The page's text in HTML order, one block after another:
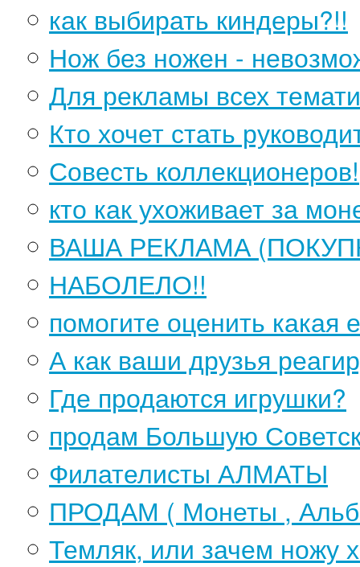
как выбирать киндеры?!!
Нож без ножен -
Для рекламы всех
Кто хочет стать
Совесть коллекционеров!
кто как ухоживает за
ВАША РЕКЛАМА
НАБОЛЕЛО!!
помогите оценить какая
А как ваши друзья
Где продаются игрушки?
продам Большую
Филателисты АЛМАТЫ
ПРОДАМ ( Монеты ,
Темляк, или зачем ножу